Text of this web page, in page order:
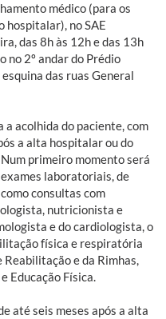
médico (para os
hospitalar), no SAE
das 8h às 12h e das 13h
no 2º andar do Prédio
das ruas General
acolhida do paciente, com
a alta hospitalar ou do
primeiro momento será
laboratoriais, de
consultas com
nutricionista e
e do cardiologista, o
física e respiratória
e da Rimhas,
Educação Física.
até seis meses após a alta